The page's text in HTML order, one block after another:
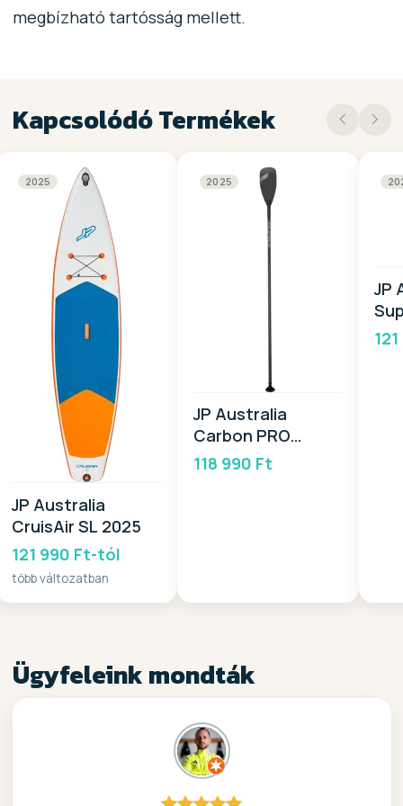
megbízható tartósság mellett.
Kapcsolódó Termékek
2025
JP Australia
CruisAir SL 2025
121 990 Ft-tól
több változatban
2025
JP Australia
Carbon PRO
Paddle CTL 2025
118 990 Ft
JP
Ügyfeleink mondták